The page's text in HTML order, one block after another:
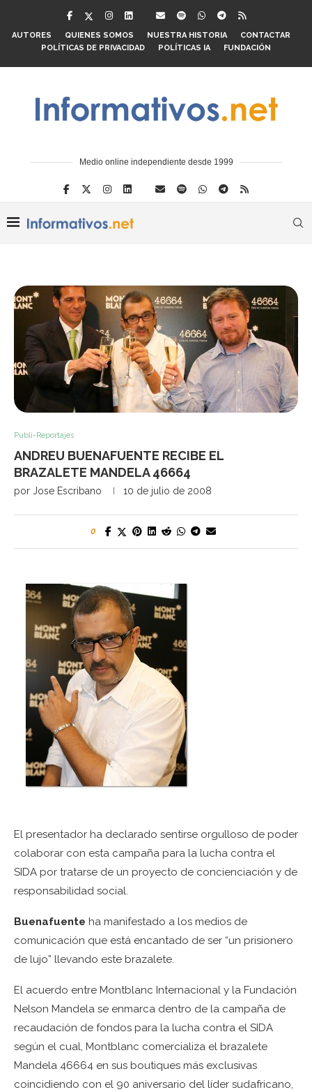
AUTORES QUIENES SOMOS NUESTRA HISTORIA
CONTACTAR
POLÍTICAS DE PRIVACIDAD
POLÍTICAS IA FUNDACIÓN
Medio online independiente desde 1999
Publi-Reportajes
ANDREU BUENAFUENTE RECIBE EL
BRAZALETE MANDELA 46664
por Jose Escribano 10 de julio de 2008
0
El presentador ha declarado sentirse orgulloso de poder
colaborar con esta campaña para la lucha contra el
SIDA por tratarse de un proyecto de concienciación y de
responsabilidad social.
Buenafuente ha manifestado a los medios de
comunicación que está encantado de ser “un prisionero
de lujo” llevando este brazalete.
El acuerdo entre Montblanc Internacional y la Fundación
Nelson Mandela se enmarca dentro de la campaña de
recaudación de fondos para la lucha contra el SIDA
según el cual, Montblanc comercializa el brazalete
Mandela 46664 en sus boutiques más exclusivas
coincidiendo con el 90 aniversario del líder sudafricano,